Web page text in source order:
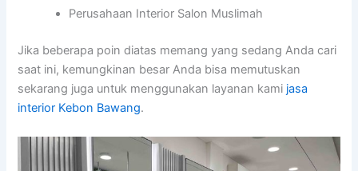
Perusahaan Interior Salon Muslimah
Jika beberapa poin diatas memang yang sedang Anda cari
saat ini, kemungkinan besar Anda bisa memutuskan
sekarang juga untuk menggunakan layanan kami jasa
interior Kebon Bawang.